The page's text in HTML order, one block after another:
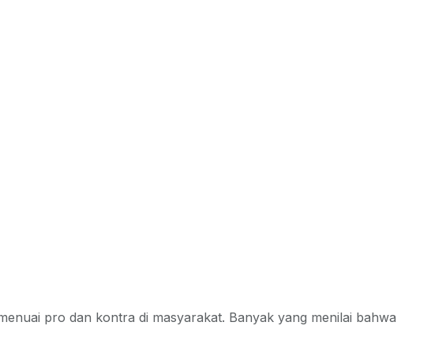
pro dan kontra di masyarakat. Banyak yang menilai bahwa